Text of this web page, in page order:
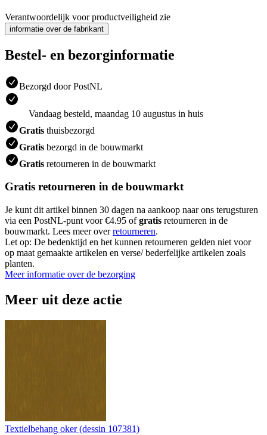
Verantwoordelijk voor productveiligheid zie
informatie over de fabrikant
Bestel- en bezorginformatie
Bezorgd door PostNL
Vandaag besteld, maandag 10 augustus in huis
Gratis thuisbezorgd
Gratis bezorgd in de bouwmarkt
Gratis retourneren in de bouwmarkt
Gratis retourneren in de bouwmarkt
Je kunt dit artikel binnen 30 dagen na aankoop naar ons terugsturen
via een PostNL-punt voor €4.95 ofgratis retourneren in de
bouwmarkt. Lees meer overretourneren.
Let op: De bedenktijd en het kunnen retourneren gelden niet voor
op maat gemaakte artikelen en verse/ bederfelijke artikelen zoals
planten.
Meer informatie over de bezorging
Meer uit deze actie
Textielbehang oker (dessin 107381)